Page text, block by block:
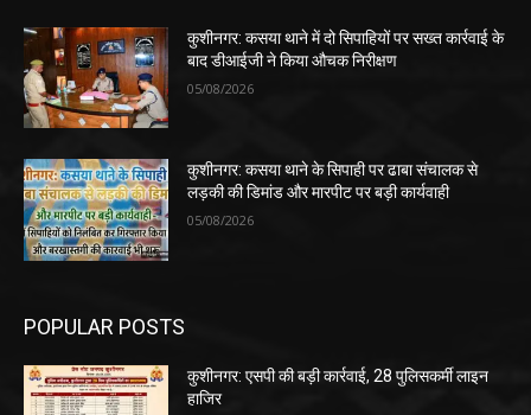
कुशीनगर: कसया थाने में दो सिपाहियों पर सख्त कार्रवाई के
बाद डीआईजी ने किया औचक निरीक्षण
05/08/2026
कुशीनगर: कसया थाने के सिपाही पर ढाबा संचालक से
लड़की की डिमांड और मारपीट पर बड़ी कार्यवाही
05/08/2026
POPULAR POSTS
कुशीनगर: एसपी की बड़ी कार्रवाई, 28 पुलिसकर्मी लाइन
हाजिर